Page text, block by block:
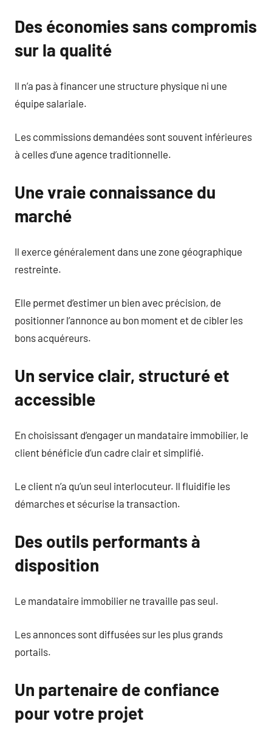
Des économies sans compromis
sur la qualité
Il n’a pas à financer une structure physique ni une
équipe salariale.
Les commissions demandées sont souvent inférieures
à celles d’une agence traditionnelle.
Une vraie connaissance du
marché
Il exerce généralement dans une zone géographique
restreinte.
Elle permet d’estimer un bien avec précision, de
positionner l’annonce au bon moment et de cibler les
bons acquéreurs.
Un service clair, structuré et
accessible
En choisissant d’engager un mandataire immobilier, le
client bénéficie d’un cadre clair et simplifié.
Le client n’a qu’un seul interlocuteur. Il fluidifie les
démarches et sécurise la transaction.
Des outils performants à
disposition
Le mandataire immobilier ne travaille pas seul.
Les annonces sont diffusées sur les plus grands
portails.
Un partenaire de confiance
pour votre projet